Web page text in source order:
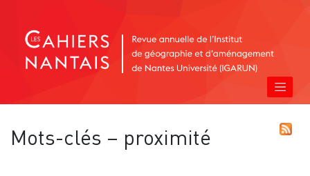
Mots-clés – proximité